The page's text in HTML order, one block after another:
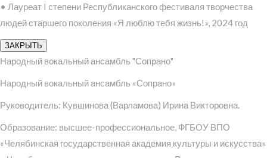
• Лауреат I степени Республиканского фестиваля творчества
людей старшего поколения «Я люблю тебя жизнь!», 2024 год
ЗАКРЫТЬ
Народный вокальный ансамбль "Сопрано"
Народный вокальный ансамбль «Сопрано»
Руководитель: Кувшинова (Варламова) Ирина Викторовна.
Образование: высшее-профессиональное, ФГБОУ ВПО
«Челябинская государственная академия культуры и искусства»